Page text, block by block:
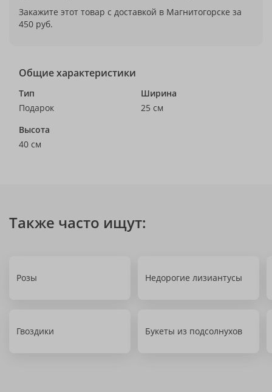
Закажите этот товар с доставкой в Магнитогорске за
450 руб.
Общие характеристики
Тип
Подарок
Ширина
25 см
Высота
40 см
Также часто ищут:
Розы Недорогие лизиантусы
Гвоздики Букеты из подсолнухов